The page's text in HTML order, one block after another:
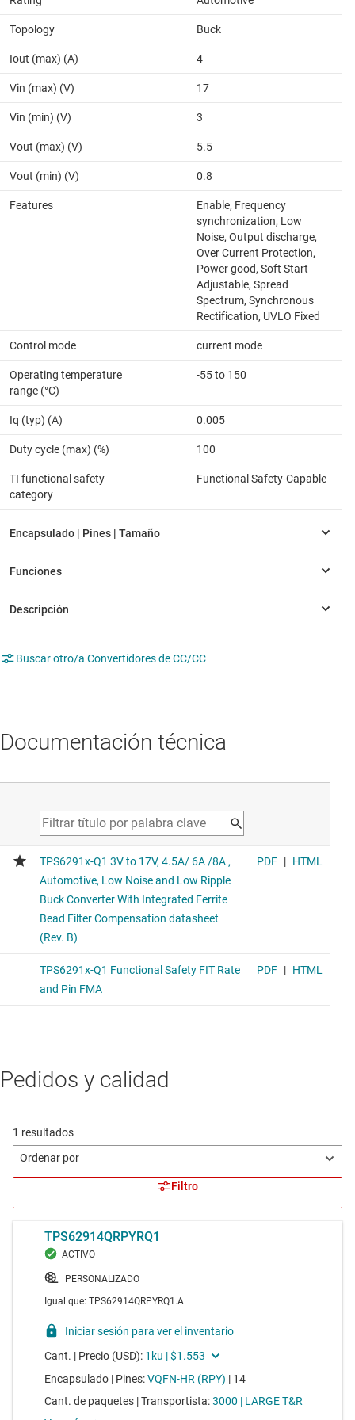
Topology Buck
Iout (max) (A) 4
Vin (max) (V) 17
Vin (min) (V) 3
Vout (max) (V) 5.5
Vout (min) (V) 0.8
Features
Enable, Frequency
synchronization, Low
Noise, Output discharge,
Over Current Protection,
Power good, Soft Start
Adjustable, Spread
Spectrum, Synchronous
Rectification, UVLO Fixed
Control mode current mode
Operating temperature
range (°C)
-55 to 150
Iq (typ) (A) 0.005
Duty cycle (max) (%) 100
TI functional safety
category
Functional Safety-Capable
Buscar otro/a Convertidores de CC/CC
Documentación técnica
Pedidos y calidad